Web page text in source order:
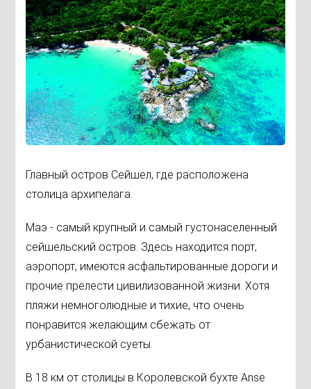
Главный остров Сейшел, где расположена
столица архипелага.
Маэ - самый крупный и самый густонаселенный
сейшельский остров. Здесь находится порт,
аэропорт, имеются асфальтированные дороги и
прочие прелести цивилизованной жизни. Хотя
пляжи немноголюдные и тихие, что очень
понравится желающим сбежать от
урбанистической суеты.
В 18 км от столицы в Королевской бухте Anse